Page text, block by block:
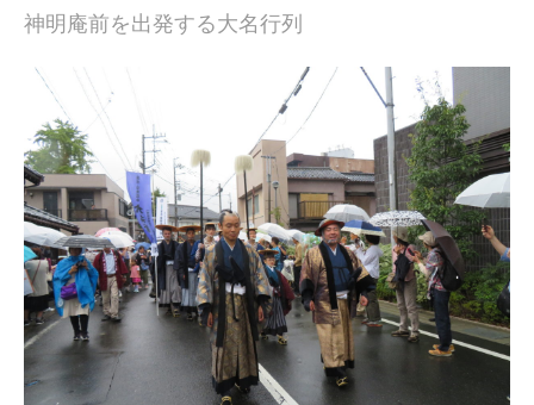
神明庵前を出発する大名行列